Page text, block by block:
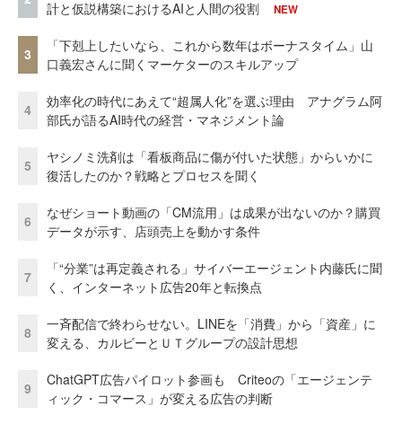
計と仮説構築におけるAIと人間の役割
NEW
3
「下剋上したいなら、これから数年はボーナスタイム」山
口義宏さんに聞くマーケターのスキルアップ
4
効率化の時代にあえて“超属人化”を選ぶ理由 アナグラム阿
部氏が語るAI時代の経営・マネジメント論
5
ヤシノミ洗剤は「看板商品に傷が付いた状態」からいかに
復活したのか？戦略とプロセスを聞く
6
なぜショート動画の「CM流用」は成果が出ないのか？購買
データが示す、店頭売上を動かす条件
7
「“分業”は再定義される」サイバーエージェント内藤氏に聞
く、インターネット広告20年と転換点
8
一斉配信で終わらせない。LINEを「消費」から「資産」に
変える、カルビーとＵＴグループの設計思想
9
ChatGPT広告パイロット参画も Criteoの「エージェンテ
ィック・コマース」が変える広告の判断